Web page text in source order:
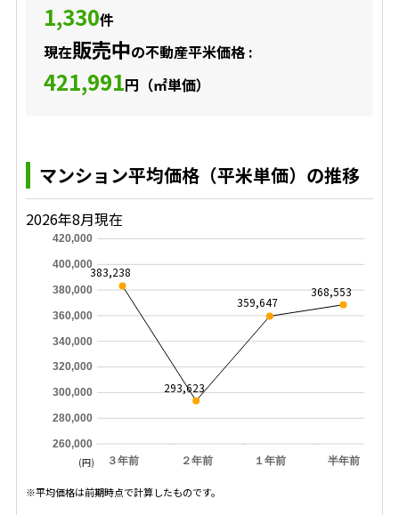
1,330件
現在販売中の不動産平米価格 :
421,991円（㎡単価）
マンション平均価格（平米単価）の推移
2026年8月現在
３年前 ２年前 １年前 半年前
260,000
280,000
300,000
320,000
340,000
360,000
380,000
400,000
420,000
383,238
293,623
359,647
368,553
(円)
※平均価格は前期時点で計算したものです。